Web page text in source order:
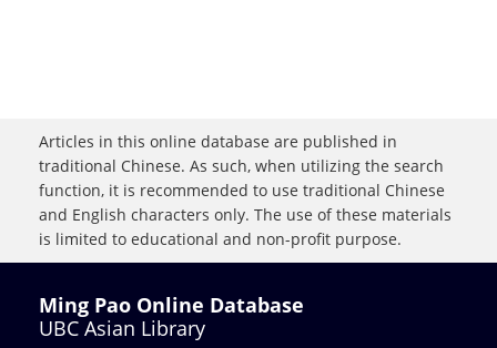
Articles in this online database are published in
traditional Chinese. As such, when utilizing the search
function, it is recommended to use traditional Chinese
and English characters only. The use of these materials
is limited to educational and non-profit purpose.
Ming Pao Online Database
UBC Asian Library